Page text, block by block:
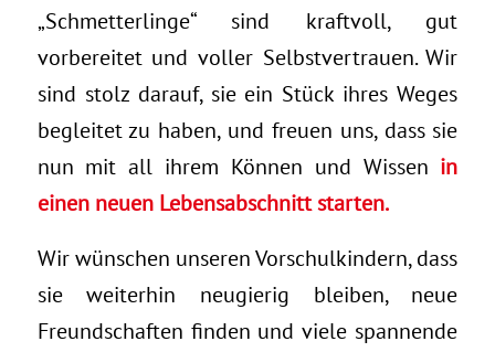
„Schmetterlinge“ sind kraftvoll, gut
vorbereitet und voller Selbstvertrauen. Wir
sind stolz darauf, sie ein Stück ihres Weges
begleitet zu haben, und freuen uns, dass sie
nun mit all ihrem Können und Wissen in
einen neuen Lebensabschnitt starten.
Wir wünschen unseren Vorschulkindern, dass
sie weiterhin neugierig bleiben, neue
Freundschaften finden und viele spannende